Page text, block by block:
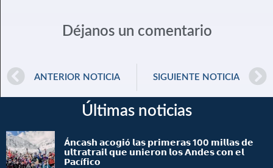
Déjanos un comentario
ANTERIOR NOTICIA SIGUIENTE NOTICIA
Últimas noticias
Á𝗻𝗰𝗮𝘀𝗵 𝗮𝗰𝗼𝗴𝗶ó 𝗹𝗮𝘀 𝗽𝗿𝗶𝗺𝗲𝗿𝗮𝘀 100 𝗺𝗶𝗹𝗹𝗮𝘀 𝗱𝗲
𝘂𝗹𝘁𝗿𝗮𝘁𝗿𝗮𝗶𝗹 𝗾𝘂𝗲 𝘂𝗻𝗶𝗲𝗿𝗼𝗻 𝗹𝗼𝘀 𝗔𝗻𝗱𝗲𝘀 𝗰𝗼𝗻 𝗲𝗹
𝗣𝗮𝗰í𝗳𝗶𝗰𝗼